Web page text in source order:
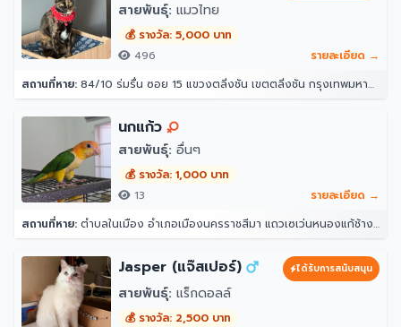
สายพันธุ์: แมวไทย
💰 รางวัล: 5,000 บาท
496
รายละเอียด →
สถานที่หาย: 84/10 ร่มรื่น ซอย 15 แขวงตลิ่งชัน เขตตลิ่งชัน กรุงเทพมหานคร 10170
นกแก้ว
สายพันธุ์: อื่นๆ
💰 รางวัล: 1,000 บาท
13
รายละเอียด →
สถานที่หาย: ตำบลในเมือง อำเภอเมืองนครราชสีมา แถวเซเว่นหนองแก้ช้าง ศาลาชุมชนพานิชเจริญ นครราชสีมา 30000
Jasper (แจ๊สเปอร์) ได้รับการสนับสนุน
สายพันธุ์: แร็กดอลล์
💰 รางวัล: 2,500 บาท